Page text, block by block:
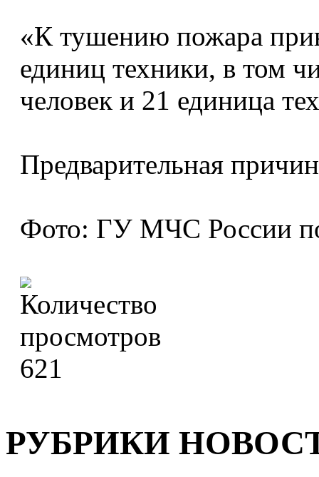
«К тушению пожара
единиц техники, в том
человек и 21 единица
Предварительная
Фото: ГУ МЧС России
621
РУБРИКИ